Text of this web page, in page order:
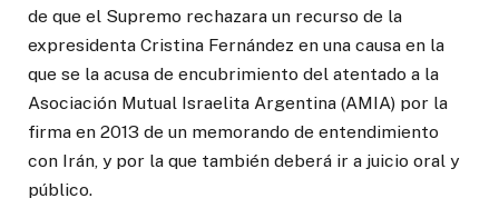
de que el Supremo rechazara un recurso de la
expresidenta Cristina Fernández en una causa en la
que se la acusa de encubrimiento del atentado a la
Asociación Mutual Israelita Argentina (AMIA) por la
firma en 2013 de un memorando de entendimiento
con Irán, y por la que también deberá ir a juicio oral y
público.